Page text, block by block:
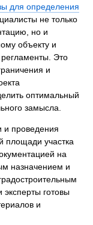
для определения
не только
но и
объекту и
Это
и
оптимальный
замысла.
и проведения
площади участка
на
назначением и
готовы
и